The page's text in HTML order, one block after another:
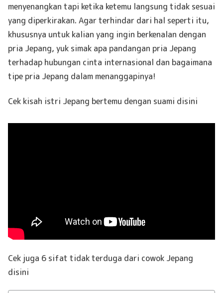
menyenangkan tapi ketika ketemu langsung tidak sesuai
yang diperkirakan. Agar terhindar dari hal seperti itu,
khususnya untuk kalian yang ingin berkenalan dengan
pria Jepang, yuk simak apa pandangan pria Jepang
terhadap hubungan cinta internasional dan bagaimana
tipe pria Jepang dalam menanggapinya!
Cek kisah istri Jepang bertemu dengan suami disini
Cek juga 6 sifat tidak terduga dari cowok Jepang
disini